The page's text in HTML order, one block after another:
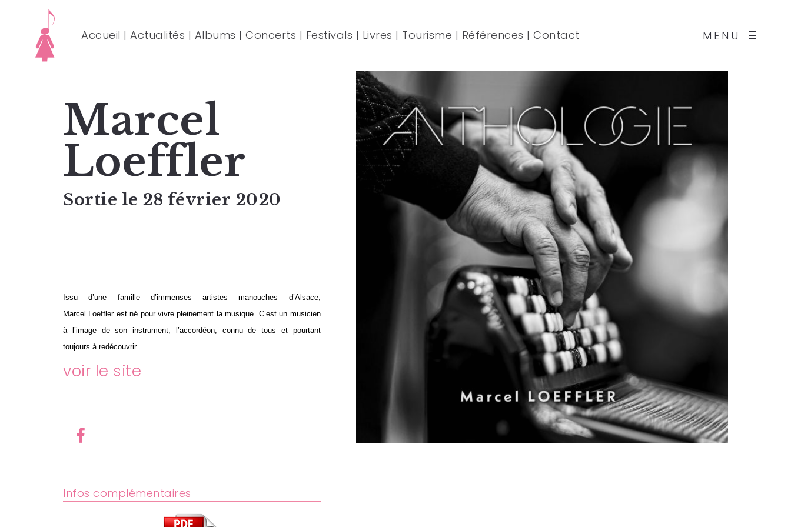
MENU
Accueil | Actualités | Albums | Concerts | Festivals | Livres | Tourisme | Références | Contact
Marcel
Loeffler
Sortie le 28 février 2020
Issu d’une famille d’immenses artistes manouches d’Alsace,
Marcel Loeffler est né pour vivre pleinement la musique. C’est un musicien
à l’image de son instrument, l’accordéon, connu de tous et pourtant
toujours à redécouvrir.
voir le site
Infos complémentaires